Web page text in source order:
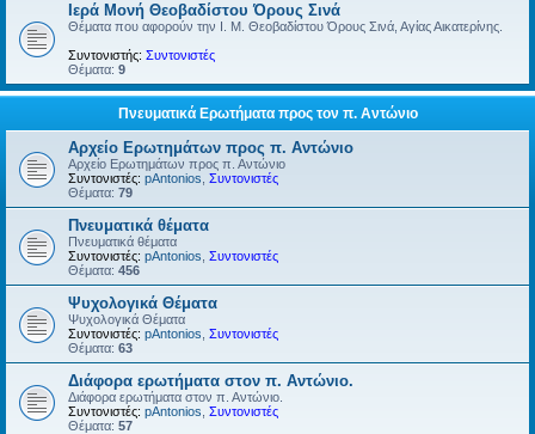
Ιερά Μονή Θεοβαδίστου Όρους Σινά
Θέματα που αφορούν την Ι. Μ. Θεοβαδίστου Όρους Σινά, Αγίας Αικατερίνης.
Συντονιστής: Συντονιστές
Θέματα: 9
Πνευματικά Ερωτήματα προς τον π. Αντώνιο
Αρχείο Ερωτημάτων προς π. Αντώνιο
Αρχείο Ερωτημάτων προς π. Αντώνιο
Συντονιστές: pAntonios Συντονιστές
Θέματα: 79
Πνευματικά θέματα
Πνευματικά θέματα
Συντονιστές: pAntonios Συντονιστές
Θέματα: 456
Ψυχολογικά Θέματα
Ψυχολογικά Θέματα
Συντονιστές: pAntonios Συντονιστές
Θέματα: 63
Διάφορα ερωτήματα στον π. Αντώνιο.
Διάφορα ερωτήματα στον π. Αντώνιο.
Συντονιστές: pAntonios Συντονιστές
Θέματα: 57